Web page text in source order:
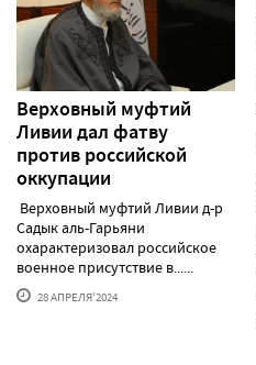
Верховный муфтий
Ливии дал фатву
против российской
оккупации
Верховный муфтий Ливии д-р
Садык аль-Гарьяни
охарактеризовал российское
военное присутствие в......
28 АПРЕЛЯ'2024